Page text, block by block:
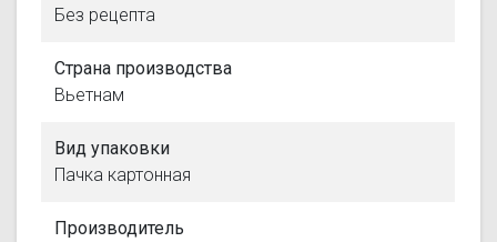
Без рецепта
Страна производства
Вьетнам
Вид упаковки
Пачка картонная
Производитель